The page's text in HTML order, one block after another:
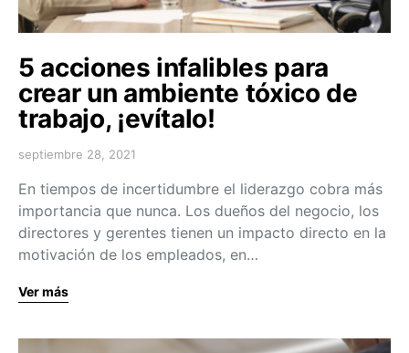
5 acciones infalibles para
crear un ambiente tóxico de
trabajo, ¡evítalo!
septiembre 28, 2021
En tiempos de incertidumbre el liderazgo cobra más
importancia que nunca. Los dueños del negocio, los
directores y gerentes tienen un impacto directo en la
motivación de los empleados, en…
Ver más